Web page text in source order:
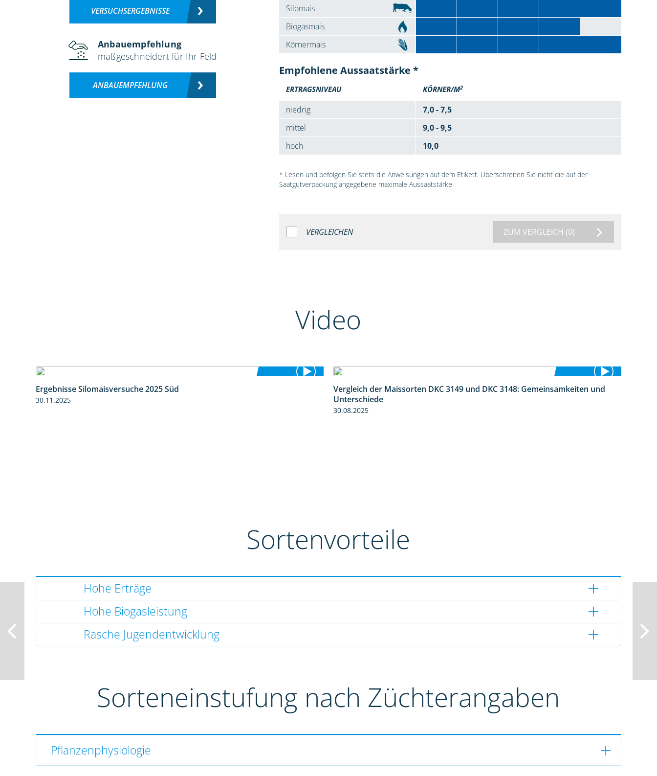
VERSUCHSERGEBNISSE
Anbauempfehlung
maßgeschneidert für Ihr Feld
ANBAUEMPFEHLUNG
Silomais
Biogasmais
Körnermais
Empfohlene Aussaatstärke *
ERTRAGSNIVEAU KÖRNER/M2
niedrig
7,0 - 7,5
mittel
9,0 - 9,5
hoch
10,0
* Lesen und befolgen Sie stets die Anweisungen auf dem Etikett. Überschreiten Sie nicht die auf der
Saatgutverpackung angegebene maximale Aussaatstärke.
VERGLEICHEN ZUM VERGLEICH (0)
Video
Ergebnisse Silomaisversuche 2025 Süd
30.11.2025
1:56
Vergleich der Maissorten DKC 3149 und DKC 3148: Gemeinsamkeiten und
Unterschiede
30.08.2025
Sortenvorteile
Hohe Erträge
Hohe Biogasleistung
Rasche Jugendentwicklung
Sorteneinstufung nach Züchterangaben
Pflanzenphysiologie